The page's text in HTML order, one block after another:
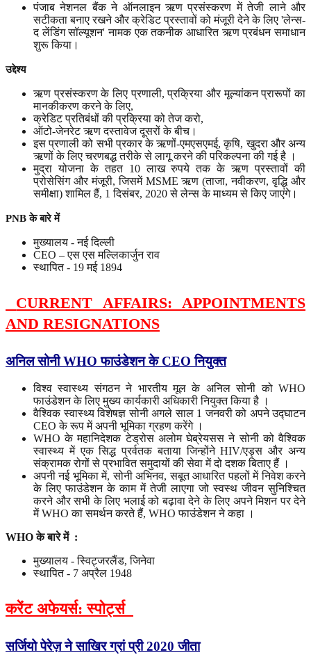
पंजाब नेशनल बैंक ने ऑनलाइन ऋण प्रसंस्करण में तेजी लाने और
सटीकता बनाए रखने और क्रेडिट प्रस्तावों को मंजूरी देने के लिए 'लेन्स-
द लेंडिंग सॉल्यूशन' नामक एक तकनीक आधारित ऋण प्रबंधन समाधान
शुरू किया।
उद्देश्य
ऋण प्रसंस्करण के लिए प्रणाली, प्रक्रिया और मूल्यांकन प्रारूपों का
मानकीकरण करने के लिए,
क्रेडिट प्रतिबंधों की प्रक्रिया को तेज करो,
ऑटो-जेनरेट ऋण दस्तावेज दूसरों के बीच।
इस प्रणाली को सभी प्रकार के ऋणों-एमएसएमई, कृषि, खुदरा और अन्य
ऋणों के लिए चरणबद्ध तरीके से लागू करने की परिकल्पना की गई है ।
मुद्रा योजना के तहत 10 लाख रुपये तक के ऋण प्रस्तावों की
प्रोसेसिंग और मंजूरी, जिसमें MSME ऋण (ताजा, नवीकरण, वृद्धि और
समीक्षा) शामिल हैं, 1 दिसंबर, 2020 से लेन्स के माध्यम से किए जाएंगे।
PNBके बारे में
मुख्यालय - नई दिल्ली
CEO – एस एस मल्लिकार्जुन राव
स्थापित - 19 मई 1894
CURRENT AFFAIRS: APPOINTMENTS
AND RESIGNATIONS
अनिल सोनी WHO फाउंडेशन के CEO नियुक्त
विश्व स्वास्थ्य संगठन ने भारतीय मूल के अनिल सोनी को WHO
फाउंडेशन के लिए मुख्य कार्यकारी अधिकारी नियुक्त किया है ।
वैश्विक स्वास्थ्य विशेषज्ञ सोनी अगले साल 1 जनवरी को अपने उद्घाटन
CEO के रूप में अपनी भूमिका ग्रहण करेंगे ।
WHO के महानिदेशक टेड्रोस अलोम घेब्रेयसस ने सोनी को वैश्विक
स्वास्थ्य में एक सिद्ध प्रर्वतक बताया जिन्होंने HIV/एड्स और अन्य
संक्रामक रोगों से प्रभावित समुदायों की सेवा में दो दशक बिताए हैं ।
अपनी नई भूमिका में, सोनी अभिनव, सबूत आधारित पहलों में निवेश करने
के लिए फाउंडेशन के काम में तेजी लाएगा जो स्वस्थ जीवन सुनिश्चित
करने और सभी के लिए भलाई को बढ़ावा देने के लिए अपने मिशन पर देने
में WHO का समर्थन करते हैं, WHO फाउंडेशन ने कहा ।
WHOके बारे में :
मुख्यालय - स्विट्जरलैंड, जिनेवा
स्थापित - 7 अप्रैल 1948
करेंट अफेयर्स: स्पोर्ट्स
सर्जियो पेरेज़ ने साखिर ग्रां प्री2020 जीता